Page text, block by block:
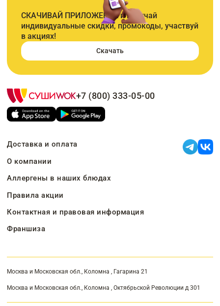
СКАЧИВАЙ ПРИЛОЖЕНИЕ и получай
индивидуальные скидки, промокоды, участвуй
в акциях!
Скачать
+7 (800) 333-05-00
Доставка и оплата
О компании
Аллергены в наших блюдах
Правила акции
Контактная и правовая информация
Франшиза
Москва и Московская обл., Коломна , Гагарина 21
Москва и Московская обл., Коломна , Октябрьской Революции д 301